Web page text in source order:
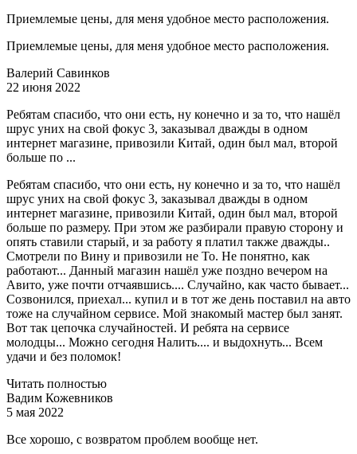
Приемлемые цены, для меня удобное место расположения.
Приемлемые цены, для меня удобное место расположения.
Валерий Савинков
22 июня 2022
Ребятам спасибо, что они есть, ну конечно и за то, что нашёл
шрус уних на свой фокус 3, заказывал дважды в одном
интернет магазине, привозили Китай, один был мал, второй
больше по ...
Ребятам спасибо, что они есть, ну конечно и за то, что нашёл
шрус уних на свой фокус 3, заказывал дважды в одном
интернет магазине, привозили Китай, один был мал, второй
больше по размеру. При этом же разбирали правую сторону и
опять ставили старый, и за работу я платил также дважды..
Смотрели по Вину и привозили не То. Не понятно, как
работают... Данный магазин нашёл уже поздно вечером на
Авито, уже почти отчаявшись.... Случайно, как часто бывает...
Созвонился, приехал... купил и в тот же день поставил на авто
тоже на случайном сервисе. Мой знакомый мастер был занят.
Вот так цепочка случайностей. И ребята на сервисе
молодцы... Можно сегодня Налить.... и выдохнуть... Всем
удачи и без поломок!
Читать полностью
Вадим Кожевников
5 мая 2022
Все хорошо, с возвратом проблем вообще нет.